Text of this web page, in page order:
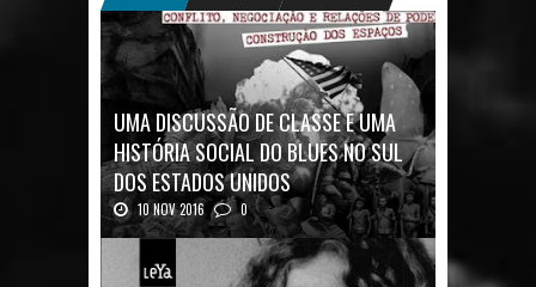
UMA DISCUSSÃO DE CLASSE E UMA
HISTÓRIA SOCIAL DO BLUES NO SUL
DOS ESTADOS UNIDOS
10 NOV 2016 0
Mais uma ótima oportunidade de se